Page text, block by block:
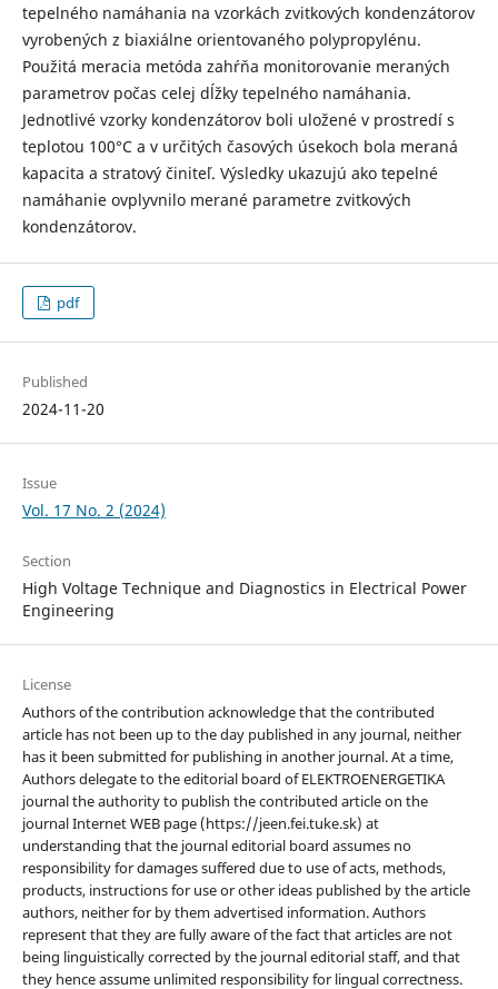
tepelného namáhania na vzorkách zvitkových kondenzátorov
vyrobených z biaxiálne orientovaného polypropylénu.
Použitá meracia metóda zahŕňa monitorovanie meraných
parametrov počas celej dĺžky tepelného namáhania.
Jednotlivé vzorky kondenzátorov boli uložené v prostredí s
teplotou 100°C a v určitých časových úsekoch bola meraná
kapacita a stratový činiteľ. Výsledky ukazujú ako tepelné
namáhanie ovplyvnilo merané parametre zvitkových
kondenzátorov.
pdf
Published
2024-11-20
Issue
Vol. 17 No. 2 (2024)
Section
High Voltage Technique and Diagnostics in Electrical Power
Engineering
License
Authors of the contribution acknowledge that the contributed
article has not been up to the day published in any journal, neither
has it been submitted for publishing in another journal. At a time,
Authors delegate to the editorial board of ELEKTROENERGETIKA
journal the authority to publish the contributed article on the
journal Internet WEB page (https://jeen.fei.tuke.sk) at
understanding that the journal editorial board assumes no
responsibility for damages suffered due to use of acts, methods,
products, instructions for use or other ideas published by the article
authors, neither for by them advertised information. Authors
represent that they are fully aware of the fact that articles are not
being linguistically corrected by the journal editorial staff, and that
they hence assume unlimited responsibility for lingual correctness.